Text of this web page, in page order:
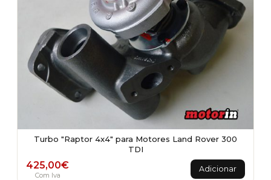
Turbo "Raptor 4x4" para Motores Land Rover 300
TDI
425,00€
Com Iva
Adicionar